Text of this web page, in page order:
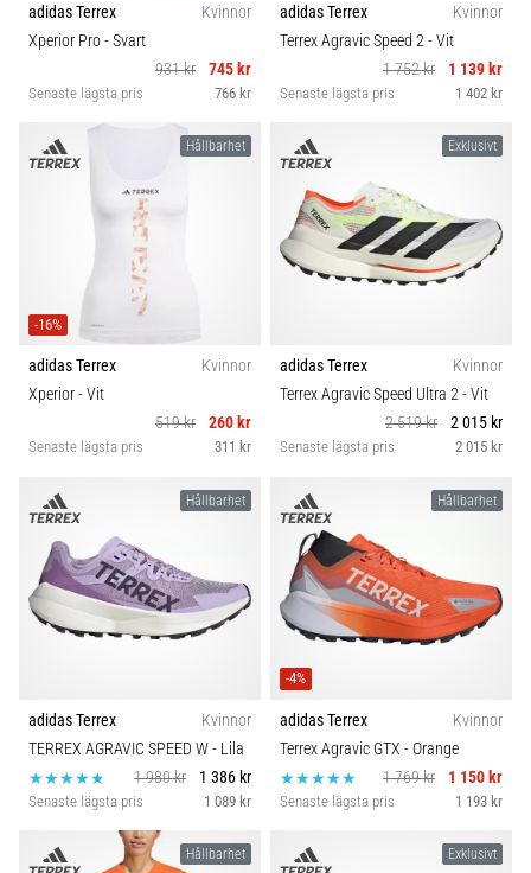
adidas Terrex
Kvinnor
Xperior Pro- Svart
931 kr
745 kr
Senaste lägsta pris 766 kr
adidas Terrex
Kvinnor
Terrex Agravic Speed 2- Vit
1 752 kr
1 139 kr
Senaste lägsta pris 1 402 kr
Hållbarhet
-16%
adidas Terrex
Kvinnor
Xperior- Vit
519 kr
260 kr
Senaste lägsta pris 311 kr
Exklusivt
adidas Terrex
Kvinnor
Terrex Agravic Speed Ultra 2- Vit
2 519 kr
2 015 kr
Senaste lägsta pris 2 015 kr
Hållbarhet
adidas Terrex
Kvinnor
TERREX AGRAVIC SPEED W- Lila
1 980 kr
1 386 kr
Senaste lägsta pris 1 089 kr
Hållbarhet
-4%
adidas Terrex
Kvinnor
Terrex Agravic GTX - Orange
1 769 kr
1 150 kr
Senaste lägsta pris 1 193 kr
Hållbarhet Exklusivt